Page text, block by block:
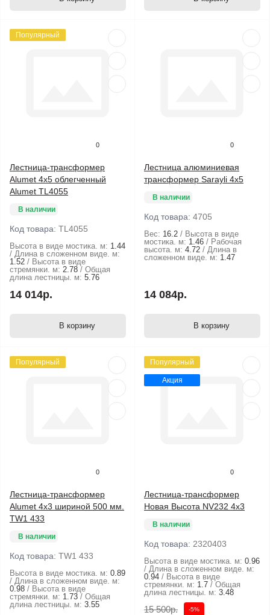
Популярный
0
Лестница-трансформер
Alumet 4х5 облегченный
Alumet TL4055
В наличии
Код товара: TL4055
Высота в виде мостика. м: 1.44
Длина в сложенном виде. м:
1.52
Высота в виде
стремянки. м: 2.78
Общая
длина лестницы. м: 5.76
14 014р.
В корзину
0
Лестница алюминиевая
трансформер Sarayli 4x5
В наличии
Код товара: 4705
Вес: 16.2
Высота в виде
мостика. м: 1.46
Рабочая
высота. м: 4.72
Длина в
сложенном виде. м: 1.47
14 084р.
В корзину
Популярный
0
Лестница-трансформер
Alumet 4х3 шириной 500 мм.
TW1 433
В наличии
Код товара: TW1 433
Высота в виде мостика. м: 0.89
Длина в сложенном виде. м:
0.98
Высота в виде
стремянки. м: 1.73
Общая
длина лестницы. м: 3.55
Популярный
Акция
0
Лестница-трансформер
Новая Высота NV232 4x3
В наличии
Код товара: 2320403
Высота в виде мостика. м: 0.96
Длина в сложенном виде. м:
0.94
Высота в виде
стремянки. м: 1.7
Общая
длина лестницы. м: 3.48
15 500р. -5%